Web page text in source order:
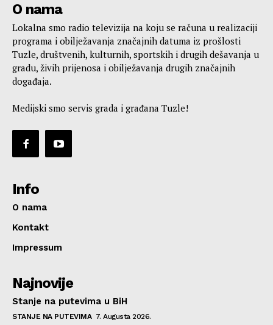
O nama
Lokalna smo radio televizija na koju se računa u realizaciji
programa i obilježavanja značajnih datuma iz prošlosti
Tuzle, društvenih, kulturnih, sportskih i drugih dešavanja u
gradu, živih prijenosa i obilježavanja drugih značajnih
događaja.
Medijski smo servis grada i građana Tuzle!
Info
O nama
Kontakt
Impressum
Najnovije
Stanje na putevima u BiH
STANJE NA PUTEVIMA 7. Augusta 2026.